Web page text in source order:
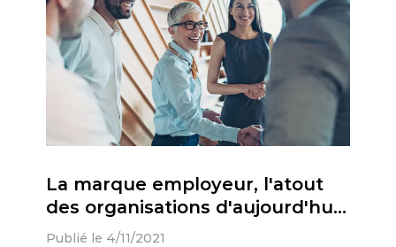
La marque employeur, l'atout
des organisations d'aujourd'hui
et de demain
Publié le 4/11/2021